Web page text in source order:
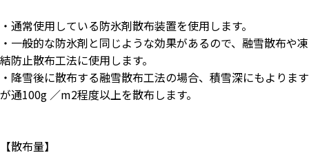
・通常使用している防氷剤散布装置を使用します。
・一般的な防氷剤と同じような効果があるので、融雪散布や凍
結防止散布工法に使用します。
・降雪後に散布する融雪散布工法の場合、積雪深にもよります
が通100g ／m2程度以上を散布します。
【散布量】